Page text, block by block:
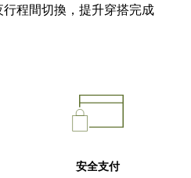
程間切換，提升穿搭完成
安全支付